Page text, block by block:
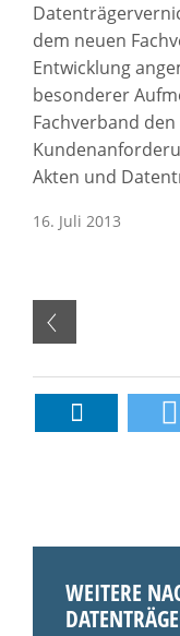
dem neuen
Entwicklung
besonderer
Fachverband
Akten und
16. Juli 2013
WEITERE